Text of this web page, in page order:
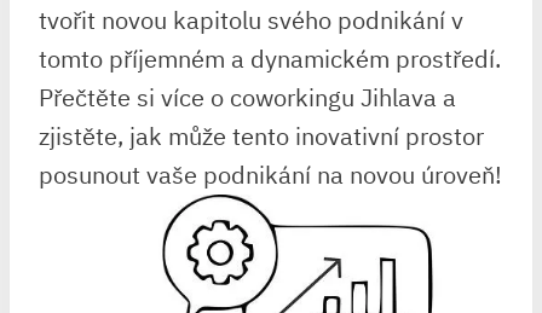
tvořit novou kapitolu svého podnikání v
tomto příjemném a dynamickém prostředí.
Přečtěte si více o coworkingu Jihlava a
zjistěte, jak může tento inovativní prostor
posunout vaše podnikání na novou úroveň!